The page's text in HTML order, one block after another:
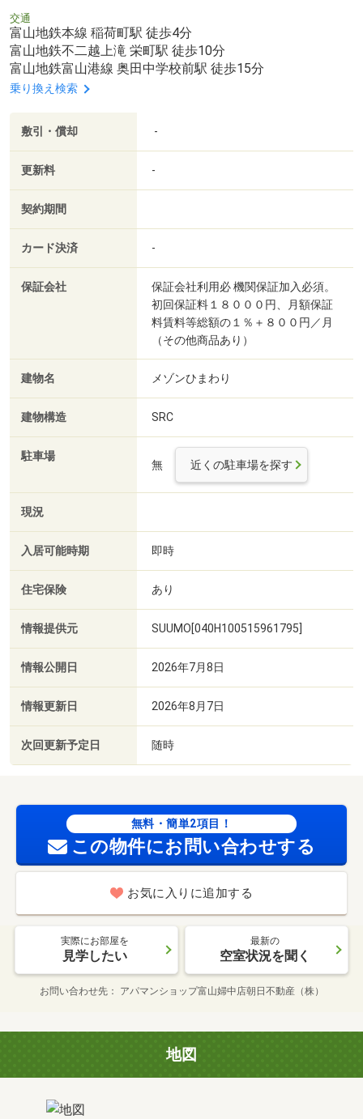
交通
富山地鉄本線 稲荷町駅 徒歩4分
富山地鉄不二越上滝 栄町駅 徒歩10分
富山地鉄富山港線 奥田中学校前駅 徒歩15分
乗り換え検索
敷引・償却 -
更新料 -
契約期間
カード決済 -
保証会社
保証会社利用必 機関保証加入必須。
初回保証料１８０００円、月額保証
料賃料等総額の１％＋８００円／月
（その他商品あり）
建物名 メゾンひまわり
建物構造 SRC
駐車場
無 近くの駐車場を探す
現況
入居可能時期 即時
住宅保険 あり
情報提供元 SUUMO[040H100515961795]
情報公開日 2026年7月8日
情報更新日 2026年8月7日
次回更新予定日 随時
無料・簡単2項目！
この物件にお問い合わせする
お気に入りに追加する
実際にお部屋を
見学したい
最新の
空室状況を聞く
お問い合わせ先 アパマンショップ富山婦中店朝日不動産（株）
地図